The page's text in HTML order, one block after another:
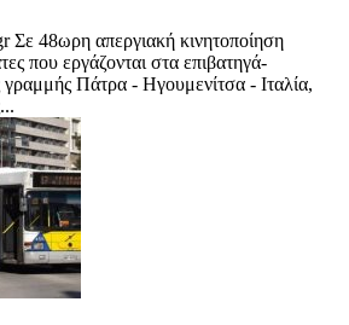
Σε 48ωρη απεργιακή κινητοποίηση
που εργάζονται στα επιβατηγά-
Πάτρα - Ηγουμενίτσα - Ιταλία,